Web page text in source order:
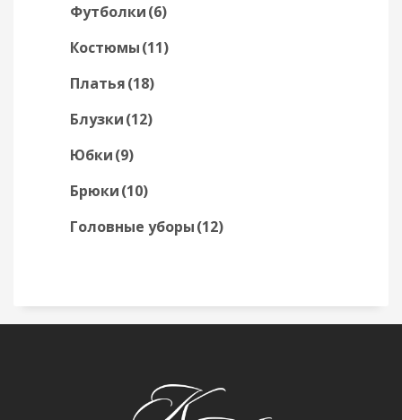
Футболки(6)
Костюмы(11)
Платья(18)
Блузки(12)
Юбки(9)
Брюки(10)
Головные уборы(12)